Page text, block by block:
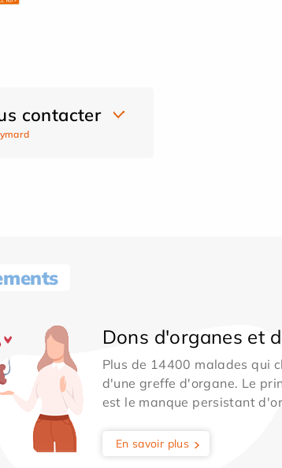
contacter
Dons d'organes et
Plus de 14400 malades qui
d'une greffe d'organe. Le
est le manque persistant
En savoir plus